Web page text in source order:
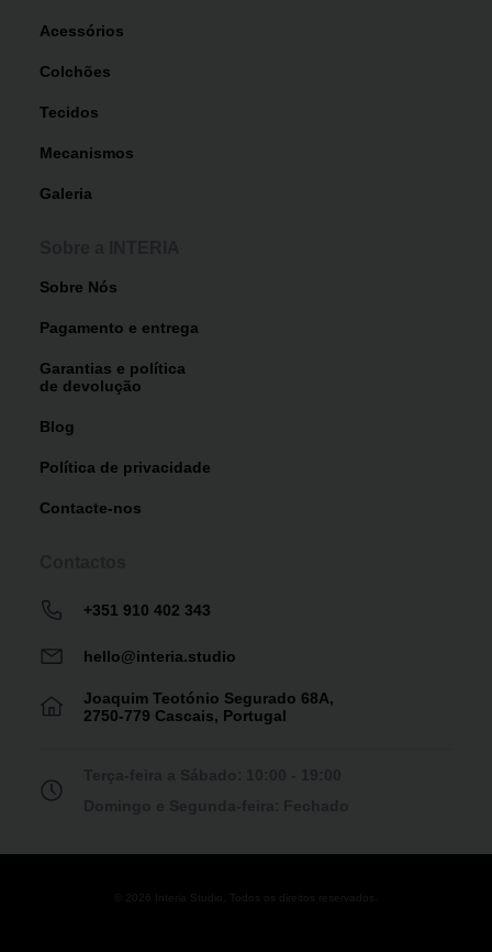
Acessórios
Colchões
Tecidos
Mecanismos
Galeria
Sobre Nós
Pagamento e entrega
Garantias e política
de devolução
Blog
Política de privacidade
Contacte-nos
+351 910 402 343
hello@interia.studio
Joaquim Teotónio Segurado 68A,
2750-779 Cascais, Portugal
© 2026 Interia Studio. Todos os direitos reservados.